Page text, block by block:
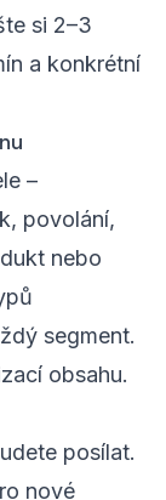
si 2–3
a konkrétní
–
povolání,
nebo
segment.
obsahu.
posílat.
nové